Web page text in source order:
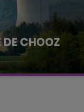
DE CHOOZ
la centrale